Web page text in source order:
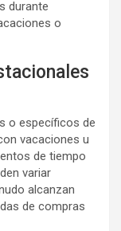
durante
o
o específicos de
vacaciones u
de tiempo
variar
alcanzan
de compras